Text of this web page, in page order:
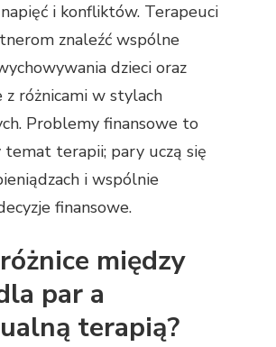
i konfliktów. Terapeuci
znaleźć wspólne
dzieci oraz
z różnicami w stylach
Problemy finansowe to
temat terapii; pary uczą się
i wspólnie
finansowe.
między
par a
terapią?